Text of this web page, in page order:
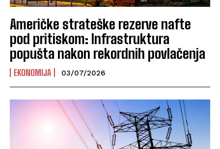
Američke strateške rezerve nafte
pod pritiskom: Infrastruktura
popušta nakon rekordnih povlačenja
EKONOMIJA 03/07/2026